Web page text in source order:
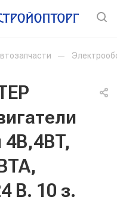
—
В. 10 з.